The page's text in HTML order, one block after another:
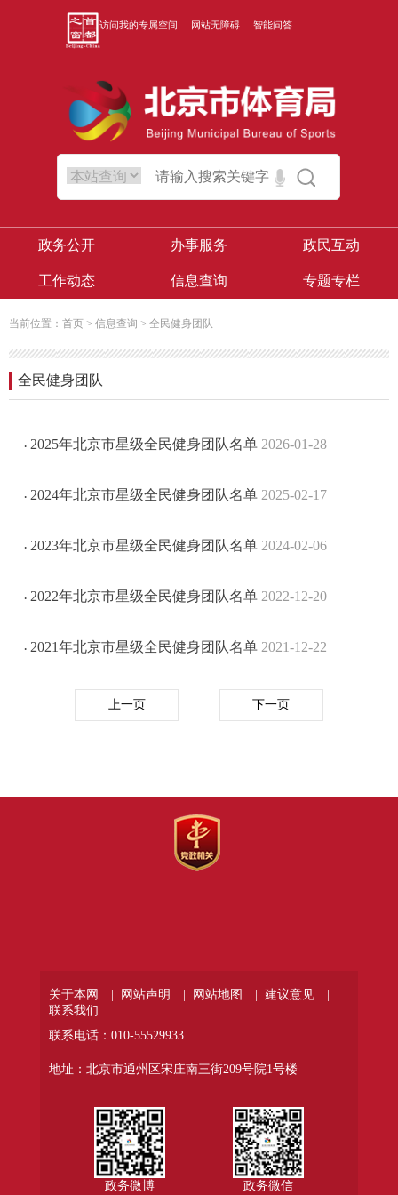
访问我的专属空间 网站无障碍 智能问答
政务公开 办事服务 政民互动
工作动态 信息查询 专题专栏
当前位置： 首页 > 信息查询 > 全民健身团队
全民健身团队
· 2025年北京市星级全民健身团队名单 2026-01-28
· 2024年北京市星级全民健身团队名单 2025-02-17
· 2023年北京市星级全民健身团队名单 2024-02-06
· 2022年北京市星级全民健身团队名单 2022-12-20
· 2021年北京市星级全民健身团队名单 2021-12-22
上一页 下一页
关于本网 | 网站声明 | 网站地图 |
建议意见 |
联系我们
联系电话：010-55529933
地址：北京市通州区宋庄南三街209号院1号楼
政务微博 政务微信